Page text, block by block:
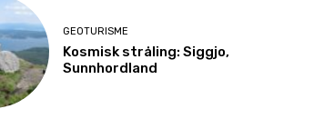
GEOTURISME
Kosmisk stråling: Siggjo,
Sunnhordland